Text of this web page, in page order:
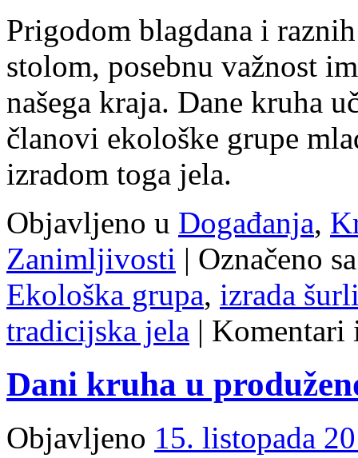
Prigodom blagdana i
stolom, posebnu važnost
našega kraja. Dane kruha
članovi ekološke grupe
izradom toga jela.
Objavljeno u Događanja,
Zanimljivosti | Označeno sa
Ekološka grupa, izrada
tradicijska jela | Komentari
Dani kruha u
Objavljeno 15. listopada